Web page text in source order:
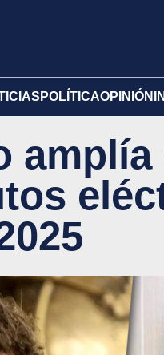
POLÍTICAOPINIÓN